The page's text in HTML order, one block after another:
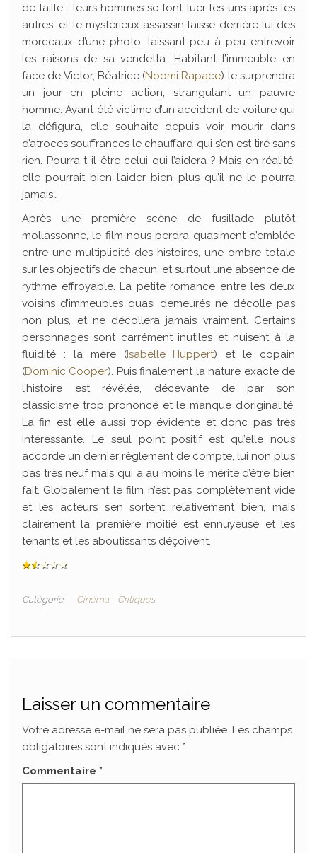
de taille : leurs hommes se font tuer les uns après les
autres, et le mystérieux assassin laisse derrière lui des
morceaux d’une photo, laissant peu à peu entrevoir
les raisons de sa vendetta. Habitant l’immeuble en
face de Victor, Béatrice (Noomi Rapace) le surprendra
un jour en pleine action, strangulant un pauvre
homme. Ayant été victime d’un accident de voiture qui
la défigura, elle souhaite depuis voir mourir dans
d’atroces souffrances le chauffard qui s’en est tiré sans
rien. Pourra t-il être celui qui l’aidera ? Mais en réalité,
elle pourrait bien l’aider bien plus qu’il ne le pourra
jamais…
Après une première scène de fusillade plutôt
mollassonne, le film nous perdra quasiment d’emblée
entre une multiplicité des histoires, une ombre totale
sur les objectifs de chacun, et surtout une absence de
rythme effroyable. La petite romance entre les deux
voisins d’immeubles quasi demeurés ne décolle pas
non plus, et ne décollera jamais vraiment. Certains
personnages sont carrément inutiles et nuisent à la
fluidité : la mère (Isabelle Huppert) et le copain
(Dominic Cooper). Puis finalement la nature exacte de
l’histoire est révélée, décevante de par son
classicisme trop prononcé et le manque d’originalité.
La fin est elle aussi trop évidente et donc pas très
intéressante. Le seul point positif est qu’elle nous
accorde un dernier règlement de compte, lui non plus
pas très neuf mais qui a au moins le mérite d’être bien
fait. Globalement le film n’est pas complètement vide
et les acteurs s’en sortent relativement bien, mais
clairement la première moitié est ennuyeuse et les
tenants et les aboutissants déçoivent.
Catégorie Cinéma Critiques
Laisser un commentaire
Votre adresse e-mail ne sera pas publiée. Les champs
obligatoires sont indiqués avec *
Commentaire *